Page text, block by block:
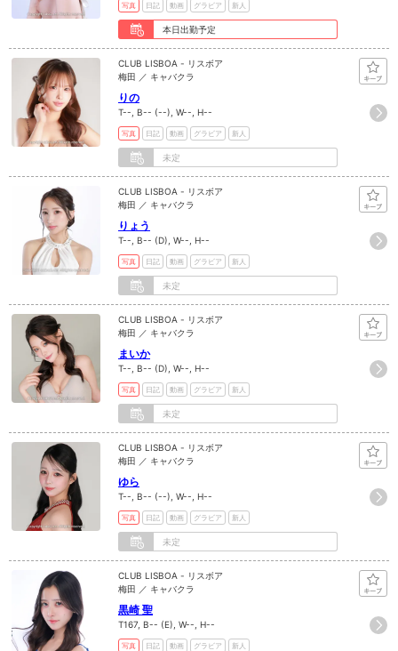
写真 日記 動画 グラビア 新人
本日出勤予定
CLUB LISBOA - リスボア
梅田 ／ キャバクラ
りの
T--, B-- (--), W--, H--
写真 日記 動画 グラビア 新人
未定
CLUB LISBOA - リスボア
梅田 ／ キャバクラ
りょう
T--, B-- (D), W--, H--
写真 日記 動画 グラビア 新人
未定
CLUB LISBOA - リスボア
梅田 ／ キャバクラ
まいか
T--, B-- (D), W--, H--
写真 日記 動画 グラビア 新人
未定
CLUB LISBOA - リスボア
梅田 ／ キャバクラ
ゆら
T--, B-- (--), W--, H--
写真 日記 動画 グラビア 新人
未定
CLUB LISBOA - リスボア
梅田 ／ キャバクラ
黒崎 聖
T167, B-- (E), W--, H--
写真 日記 動画 グラビア 新人